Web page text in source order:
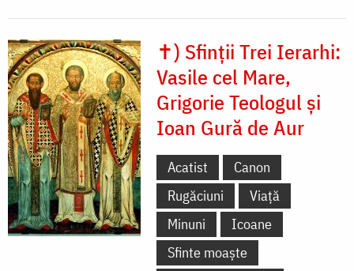
✝) Sfinții Trei Ierarhi:
Vasile cel Mare,
Grigorie Teologul și
Ioan Gură de Aur
Acatist
Canon
Rugăciuni
Viață
Minuni
Icoane
Sfinte moaște